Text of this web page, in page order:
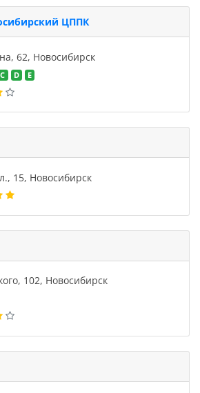
ЦППК
62, Новосибирск
C D E
15, Новосибирск
102, Новосибирск